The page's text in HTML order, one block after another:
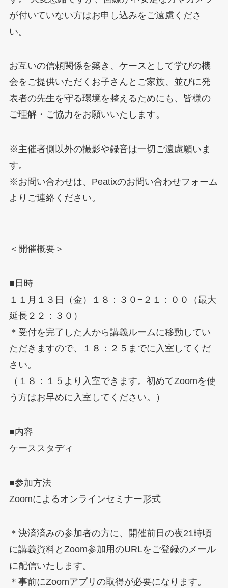
が付いていない方はお申し込みをご遠慮くださ
い。
お互いの信頼関係を築き、ケースとして学びの機
会をご提供いただくお子さんとご家族、並びに発
表者の先生を守る環境を整えるためにも、皆様の
ご理解・ご協力をお願いいたします。
※主催者側以外の撮影や録音は一切ご遠慮願いま
す。
※お問い合わせは、Peatixのお問い合わせフォーム
よりご連絡ください。
＜開催概要＞
■日時
１１月１３日（金）１８：３０−２１：００（最大
延長２２：３０）
＊受付を完了した人から講義ルームに移動してい
ただきますので、１８：２５までに入室してくだ
さい。
（１８：１５より入室できます。初めてZoomを使
う方はお早めに入室してください。）
■内容
ケーススタディ
■参加方法
Zoomによるオンラインセミナー形式
＊決済済みの参加者の方に、開催前日の夜21時頃
に講義資料とZoom参加用のURLをご登録のメール
に配信いたします。
＊事前にZoomアプリの取得が必要になります。